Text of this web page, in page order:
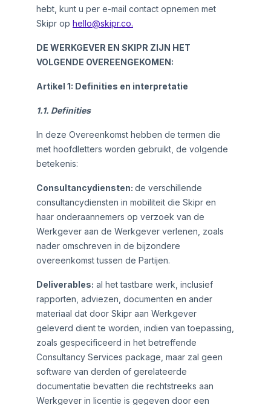
hebt, kunt u per e-mail contact opnemen met
Skipr op hello@skipr.co.
DE WERKGEVER EN SKIPR ZIJN HET
VOLGENDE OVEREENGEKOMEN:
Artikel 1: Definities en interpretatie
1.1. Definities
In deze Overeenkomst hebben de termen die
met hoofdletters worden gebruikt, de volgende
betekenis:
Consultancydiensten: de verschillende
consultancydiensten in mobiliteit die Skipr en
haar onderaannemers op verzoek van de
Werkgever aan de Werkgever verlenen, zoals
nader omschreven in de bijzondere
overeenkomst tussen de Partijen.
Deliverables: al het tastbare werk, inclusief
rapporten, adviezen, documenten en ander
materiaal dat door Skipr aan Werkgever
geleverd dient te worden, indien van toepassing,
zoals gespecificeerd in het betreffende
Consultancy Services package, maar zal geen
software van derden of gerelateerde
documentatie bevatten die rechtstreeks aan
Werkgever in licentie is gegeven door een